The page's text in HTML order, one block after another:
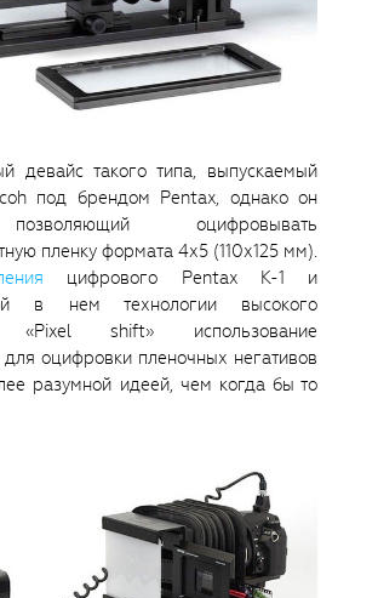
девайс такого типа, выпускаемый
под брендом Pentax, однако он
оцифровывать
пленку формата 4х5 (110х125 мм).
цифрового Pentax K-1 и
в нем технологии высокого
«Pixel shift» использование
оцифровки пленочных негативов
разумной идеей, чем когда бы то